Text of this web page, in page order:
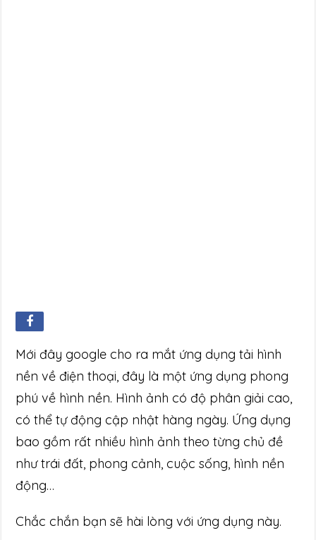
Mới đây google cho ra mắt ứng dụng tải hình
nền về điện thoại, đây là một ứng dụng phong
phú về hình nền. Hình ảnh có độ phân giải cao,
có thể tự động cập nhật hàng ngày. Ứng dụng
bao gồm rất nhiều hình ảnh theo từng chủ đề
như trái đất, phong cảnh, cuộc sống, hình nền
động…
Chắc chắn bạn sẽ hài lòng với ứng dụng này.